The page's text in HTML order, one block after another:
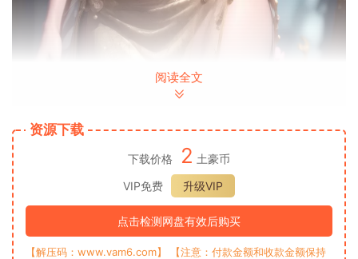
阅读全文
资源下载
下载价格 2 土豪币
VIP免费
升级VIP
点击检测网盘有效后购买
【解压码：www.vam6.com】 【注意：付款金额和收款金额保持